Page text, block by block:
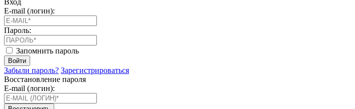
Вход
E-mail (логин):
Пароль:
Запомнить пароль
Войти
Забыли пароль? Зарегистрироваться
Восстановление пароля
E-mail (логин):